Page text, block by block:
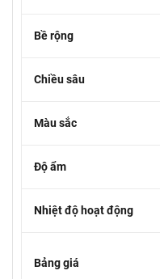
Bề rộng
Chiều sâu
Màu sắc
Độ ẩm
Nhiệt độ hoạt động
Bảng giá